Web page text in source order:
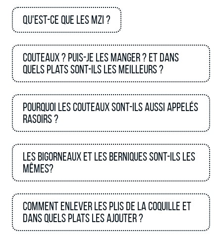
Qu'est-ce que les MZI ?
Couteaux ? Puis-je les manger ? et dans
quels plats sont-ils les meilleurs ?
Pourquoi les couteaux sont-ils aussi appelés
rasoirs ?
Les bigorneaux et les berniques sont-ils les
mêmes?
Comment enlever les plis de la coquille et
dans quels plats les ajouter ?